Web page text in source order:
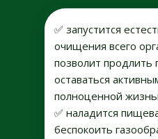
✅ запустится
очищения всего
позволит продлить
оставаться
полноценной
✅ наладится
беспокоить